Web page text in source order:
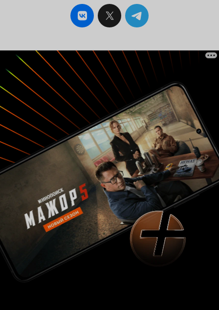
прекрасные виды природы и довольно
интересную детективную историю с
непредсказуемым и неординарным исходом.
вполне может стать вашим новым детективным
любимчиком.